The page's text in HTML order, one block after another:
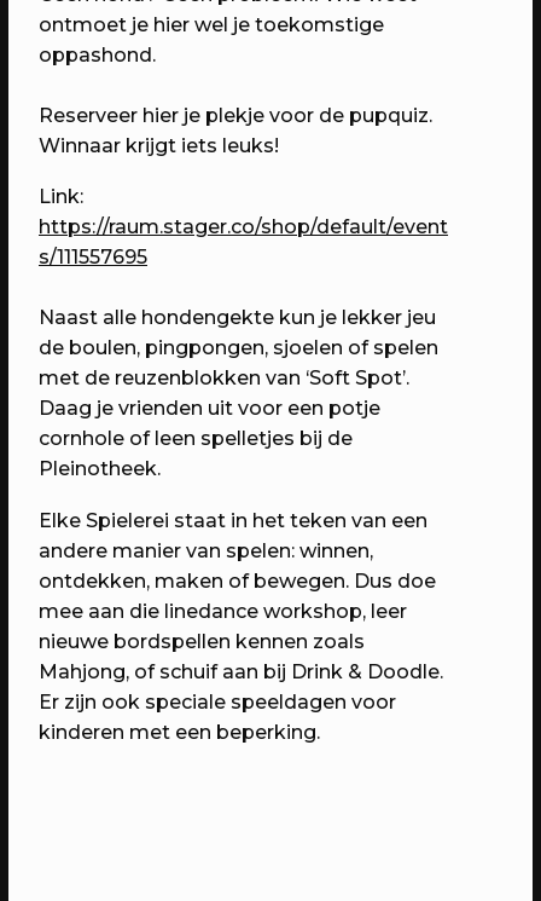
6 jaar RAUM: Vier je mee?
Een avond vol verrassingen met het
23/04/2023
WEKEA: Grote Huisraad Veiling
Grote Huisraad Veiling met Emmaus
Domstad.
ontmoet je hier wel je toekomstige
oppashond.
Reserveer hier je plekje voor de pupquiz.
Winnaar krijgt iets leuks!
Link:
https://raum.stager.co/shop/default/event
s/111557695
Naast alle hondengekte kun je lekker jeu
de boulen, pingpongen, sjoelen of spelen
met de reuzenblokken van ‘Soft Spot’.
Daag je vrienden uit voor een potje
cornhole of leen spelletjes bij de
Pleinotheek.
Elke Spielerei staat in het teken van een
andere manier van spelen: winnen,
ontdekken, maken of bewegen. Dus doe
mee aan die linedance workshop, leer
nieuwe bordspellen kennen zoals
Mahjong, of schuif aan bij Drink & Doodle.
Er zijn ook speciale speeldagen voor
kinderen met een beperking.